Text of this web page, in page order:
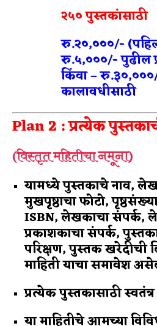
२५० पुस्तकांसाठी
रु.२०,०००/-
रु.५,०००/- पुढील
किंवा –
कालावधीसाठी
Plan 2 : प्रत्येक
(विस्तृत महितीचानमूना)
यामध्ये पुस्तकाचे नाव,
मुखपृष्ठाचा फोटो,
ISBN, लेखकाचा संपर्क,
प्रकाशकाचा संपर्क,
परिक्षण, पुस्तक खरेदीची
माहिती याचा समावेश
प्रत्येक पुस्तकासाठी
या माहितीचे आमच्या